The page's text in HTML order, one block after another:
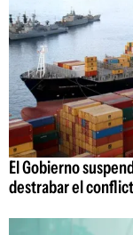
El Gobierno
destrabar el